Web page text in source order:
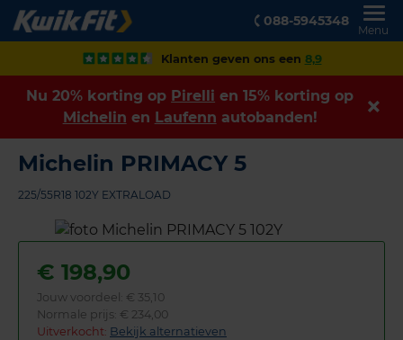
088-5945348
Menu
Klanten geven ons een 8,9
Nu 20% korting op Pirelli en 15% korting op
Michelin en Laufenn autobanden!
Michelin PRIMACY 5
225/55R18 102Y EXTRALOAD
€ 198,90
Jouw voordeel: € 35,10
Normale prijs: € 234,00
Uitverkocht: Bekijk alternatieven